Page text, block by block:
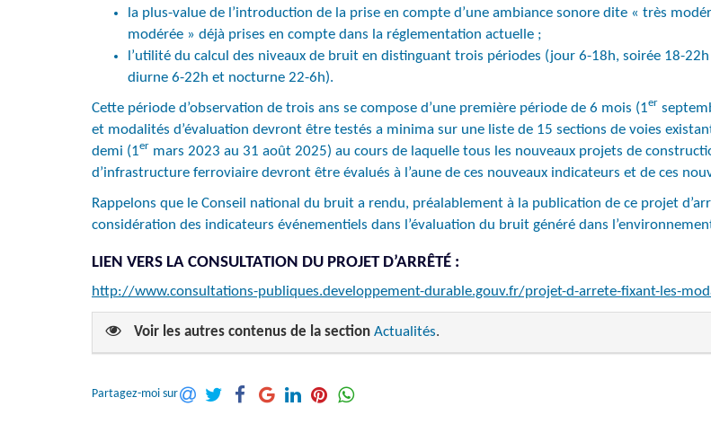
la plus-value de l’introduction de la prise en compte d’une ambiance sonore dite « très
modérée » déjà prises en compte dans la réglementation actuelle ;
l’utilité du calcul des niveaux de bruit en distinguant trois périodes (jour 6-18h, soirée 18-
diurne 6-22h et nocturne 22-6h).
Cette période d’observation de trois ans se compose d’une première période de 6 mois (1er
et modalités d’évaluation devront être testés a minima sur une liste de 15 sections de voies
demi (1er mars 2023 au 31 août 2025) au cours de laquelle tous les nouveaux projets de
d’infrastructure ferroviaire devront être évalués à l’aune de ces nouveaux indicateurs et de ces
Rappelons que le Conseil national du bruit a rendu, préalablement à la publication de ce projet
considération des indicateurs événementiels dans l’évaluation du bruit généré dans
LIEN VERS LA CONSULTATION DU PROJET D’ARRÊTÉ :
http://www.consultations-publiques.developpement-durable.gouv.fr/projet-d-arrete-fixant-les-
Voir les autres contenus de la section Actualités.
Partagez-moi sur